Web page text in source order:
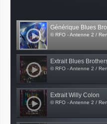
Générique Blues
© RFO - Antenne 2 /
Extrait Blues
© RFO - Antenne 2 /
Extrait Willy Colon
© RFO - Antenne 2 /